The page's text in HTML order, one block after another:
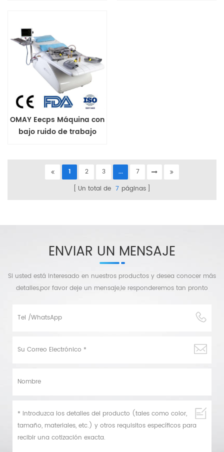
OMAY Eecps Máquina con
bajo ruido de trabajo
1 2 3 ...
7
Un total de 7 páginas
ENVIAR UN MENSAJE
Si usted está interesado en nuestros productos y desea conocer más
detalles,por favor deje un mensaje,le responderemos tan pronto